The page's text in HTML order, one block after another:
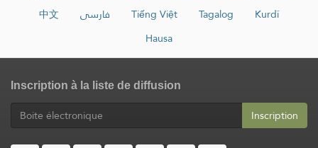
中文
فارسی Tiếng Việt Tagalog
Kurdî
Hausa
Inscription à la liste de diffusion
Inscription